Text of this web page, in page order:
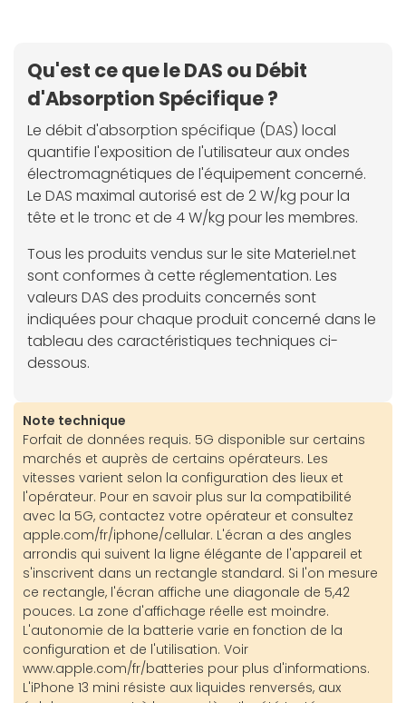
Qu'est ce que le DAS ou Débit
d'Absorption Spécifique ?
Le débit d'absorption spécifique (DAS) local
quantifie l'exposition de l'utilisateur aux ondes
électromagnétiques de l'équipement concerné.
Le DAS maximal autorisé est de 2 W/kg pour la
tête et le tronc et de 4 W/kg pour les membres.
Tous les produits vendus sur le site Materiel.net
sont conformes à cette réglementation. Les
valeurs DAS des produits concernés sont
indiquées pour chaque produit concerné dans le
tableau des caractéristiques techniques ci-
dessous.
Note technique
Forfait de données requis. 5G disponible sur certains
marchés et auprès de certains opérateurs. Les
vitesses varient selon la configuration des lieux et
l'opérateur. Pour en savoir plus sur la compatibilité
avec la 5G, contactez votre opérateur et consultez
apple.com/fr/iphone/cellular. L'écran a des angles
arrondis qui suivent la ligne élégante de l'appareil et
s'inscrivent dans un rectangle standard. Si l'on mesure
ce rectangle, l'écran affiche une diagonale de 5,42
pouces. La zone d'affichage réelle est moindre.
L'autonomie de la batterie varie en fonction de la
configuration et de l'utilisation. Voir
www.apple.com/fr/batteries pour plus d'informations.
L'iPhone 13 mini résiste aux liquides renversés, aux